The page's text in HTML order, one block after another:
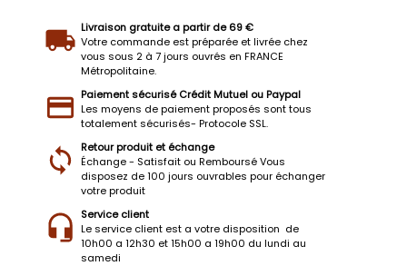
Livraison gratuite a partir de 69 €
Votre commande est préparée et livrée chez
vous sous 2 à 7 jours ouvrés en FRANCE
Métropolitaine.
Paiement sécurisé Crédit Mutuel ou Paypal
Les moyens de paiement proposés sont tous
totalement sécurisés- Protocole SSL.
Retour produit et échange
Échange - Satisfait ou Remboursé Vous
disposez de 100 jours ouvrables pour échanger
votre produit
Service client
Le service client est a votre disposition de
10h00 a 12h30 et 15h00 a 19h00 du lundi au
samedi